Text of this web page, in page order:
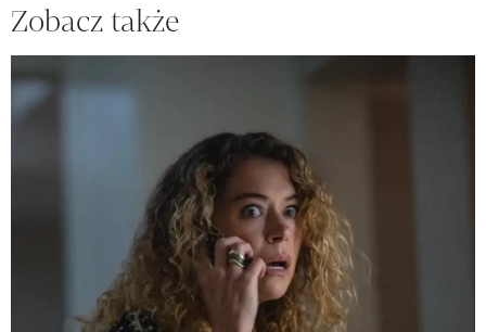
Zobacz także